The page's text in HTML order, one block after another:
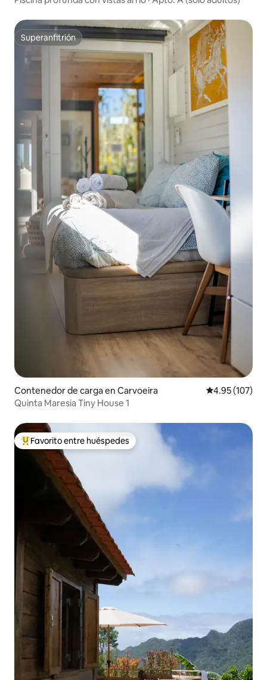
Superanfitrión
Superanfitrión
Contenedor de carga en Carvoeira Calificación
4.95 (107)
Quinta Maresia Tiny House 1
De los mejores en Favorito entre huéspedes
Favorito entre huéspedes